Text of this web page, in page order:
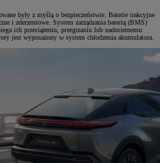
były z myślą o bezpieczeństwie. Baterie trakcyjne
i zderzeniowe. System zarządzania baterią (BMS)
ich przeciążeniu, przegrzaniu lub nadmiernemu
jest wyposażony w system chłodzenia akumulatora.